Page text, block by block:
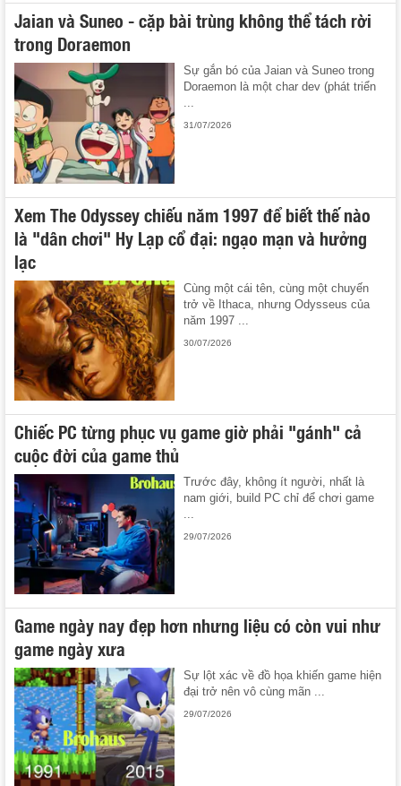
Jaian và Suneo - cặp bài trùng không thể tách rời
trong Doraemon
Sự gắn bó của Jaian và Suneo trong
Doraemon là một char dev (phát triển
...
31/07/2026
Xem The Odyssey chiếu năm 1997 để biết thế nào
là "dân chơi" Hy Lạp cổ đại: ngạo mạn và hưởng
lạc
Cùng một cái tên, cùng một chuyến
trở về Ithaca, nhưng Odysseus của
năm 1997 ...
30/07/2026
Chiếc PC từng phục vụ game giờ phải "gánh" cả
cuộc đời của game thủ
Trước đây, không ít người, nhất là
nam giới, build PC chỉ để chơi game
...
29/07/2026
Game ngày nay đẹp hơn nhưng liệu có còn vui như
game ngày xưa
Sự lột xác về đồ họa khiến game hiện
đại trở nên vô cùng mãn ...
29/07/2026